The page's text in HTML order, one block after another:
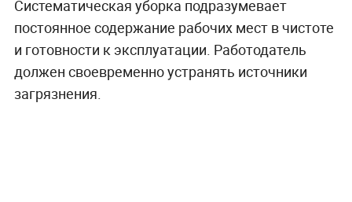
Систематическая уборка подразумевает
постоянное содержание рабочих мест в чистоте
и готовности к эксплуатации. Работодатель
должен своевременно устранять источники
загрязнения.